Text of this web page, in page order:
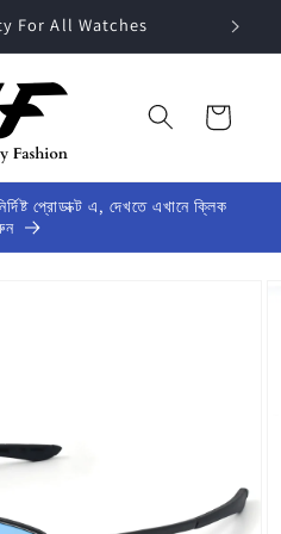
For All Watches
Cart
প্রোডাক্ট এ, দেখতে এখানে ক্লিক